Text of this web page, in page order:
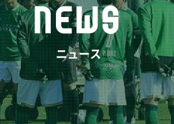
NEWS
ニュース